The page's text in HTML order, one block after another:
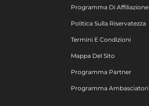
Programma Di Affiliazione
Politica Sulla Riservatezza
Termini E Condizioni
Mappa Del Sito
Programma Partner
Programma Ambasciatori